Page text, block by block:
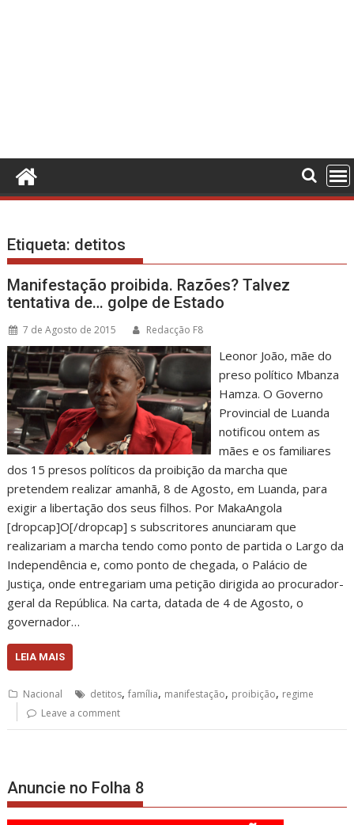
Etiqueta: detitos
Manifestação proibida. Razões? Talvez
tentativa de… golpe de Estado
7 de Agosto de 2015 Redacção F8
Leonor João, mãe do
preso político Mbanza
Hamza. O Governo
Provincial de Luanda
notificou ontem as
mães e os familiares
dos 15 presos políticos da proibição da marcha que
pretendem realizar amanhã, 8 de Agosto, em Luanda, para
exigir a libertação dos seus filhos. Por MakaAngola
[dropcap]O[/dropcap] s subscritores anunciaram que
realizariam a marcha tendo como ponto de partida o Largo da
Independência e, como ponto de chegada, o Palácio de
Justiça, onde entregariam uma petição dirigida ao procurador-
geral da República. Na carta, datada de 4 de Agosto, o
governador…
LEIA MAIS
Nacional detitos,família, manifestação, proibição, regime
Leave a comment
Anuncie no Folha 8